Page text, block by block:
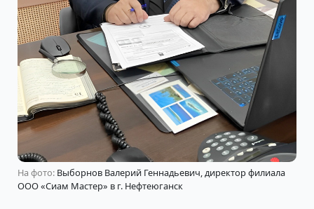
На фото: Выборнов Валерий Геннадьевич, директор филиала
ООО «Сиам Мастер» в г. Нефтеюганск